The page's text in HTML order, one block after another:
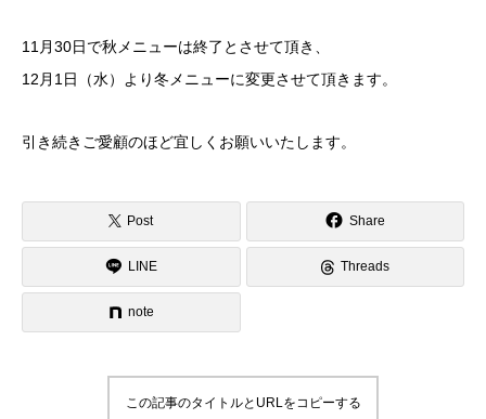
11月30日で秋メニューは終了とさせて頂き、
12月1日（水）より冬メニューに変更させて頂きます。
引き続きご愛顧のほど宜しくお願いいたします。
Post Share
LINE Threads
note
この記事のタイトルとURLをコピーする